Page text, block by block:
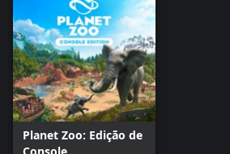
Planet Zoo: Edição de
Console